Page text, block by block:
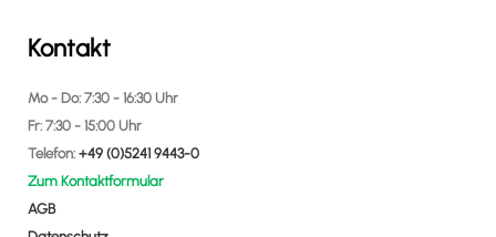
Kontakt
Mo - Do: 7:30 - 16:30 Uhr
Fr: 7:30 - 15:00 Uhr
Telefon: +49 (0)5241 9443-0
Zum Kontaktformular
AGB